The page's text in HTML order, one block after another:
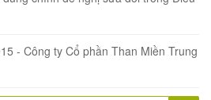
- Công ty Cổ phần Than Miền Trung